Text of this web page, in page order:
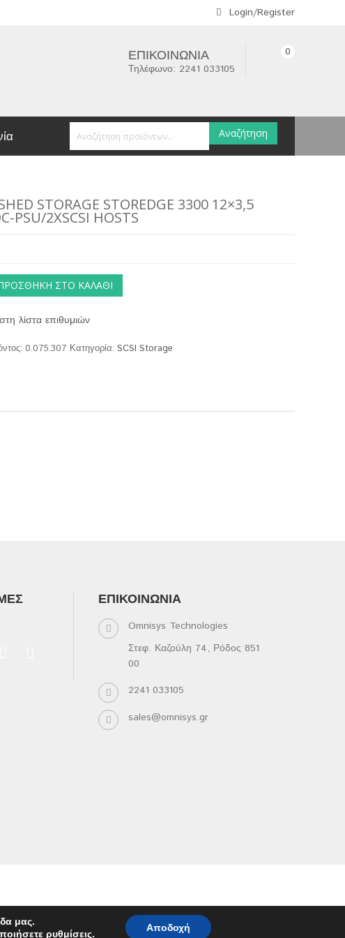
Login/Register
ΕΠΙΚΟΙΝΩΝΊΑ
Τηλέφωνο: 2241 033105
0
Αναζήτηση
STORAGE STOREDGE 3300 12×3,5
PSU/2XSCSI HOSTS
ΣΤΟ ΚΑΛΆΘΙ
λίστα επιθυμιών
0.075.307 Κατηγορία:SCSI Storage
ΕΠΙΚΟΙΝΩΝΊΑ
Omnisys Technologies
Στεφ. Καζούλη 74, Ρόδος 851
00
2241 033105
sales@omnisys.gr
μας.
ρυθμίσεις.
Αποδοχή